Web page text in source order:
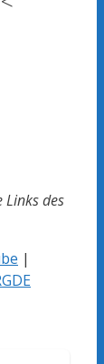
Links des
|